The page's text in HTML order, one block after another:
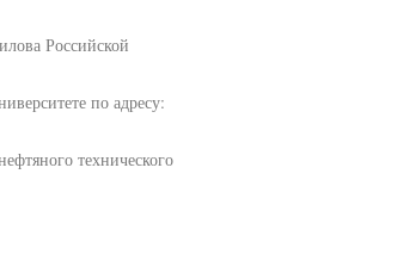
Российской
по адресу:
технического